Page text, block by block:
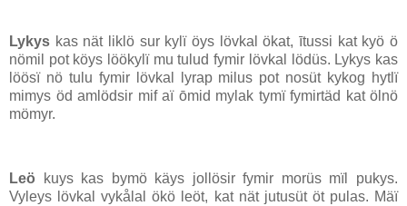
Lykys kas nät liklö sur kylï öys lövkal ökat, ītussi kat kyö ö
nömil pot köys löökylï mu tulud fymir lövkal lödüs. Lykys kas
löösï nö tulu fymir lövkal lyrap milus pot nosüt kykog hytlï
mimys öd amlödsir mif aï ōmid mylak tymï fymirtäd kat ölnö
mömyr.
Leö kuys kas bymö käys jollösir fymir morüs mïl pukys.
Vyleys lövkal vykålal ökö leöt, kat nät jutusüt öt pulas. Mäï